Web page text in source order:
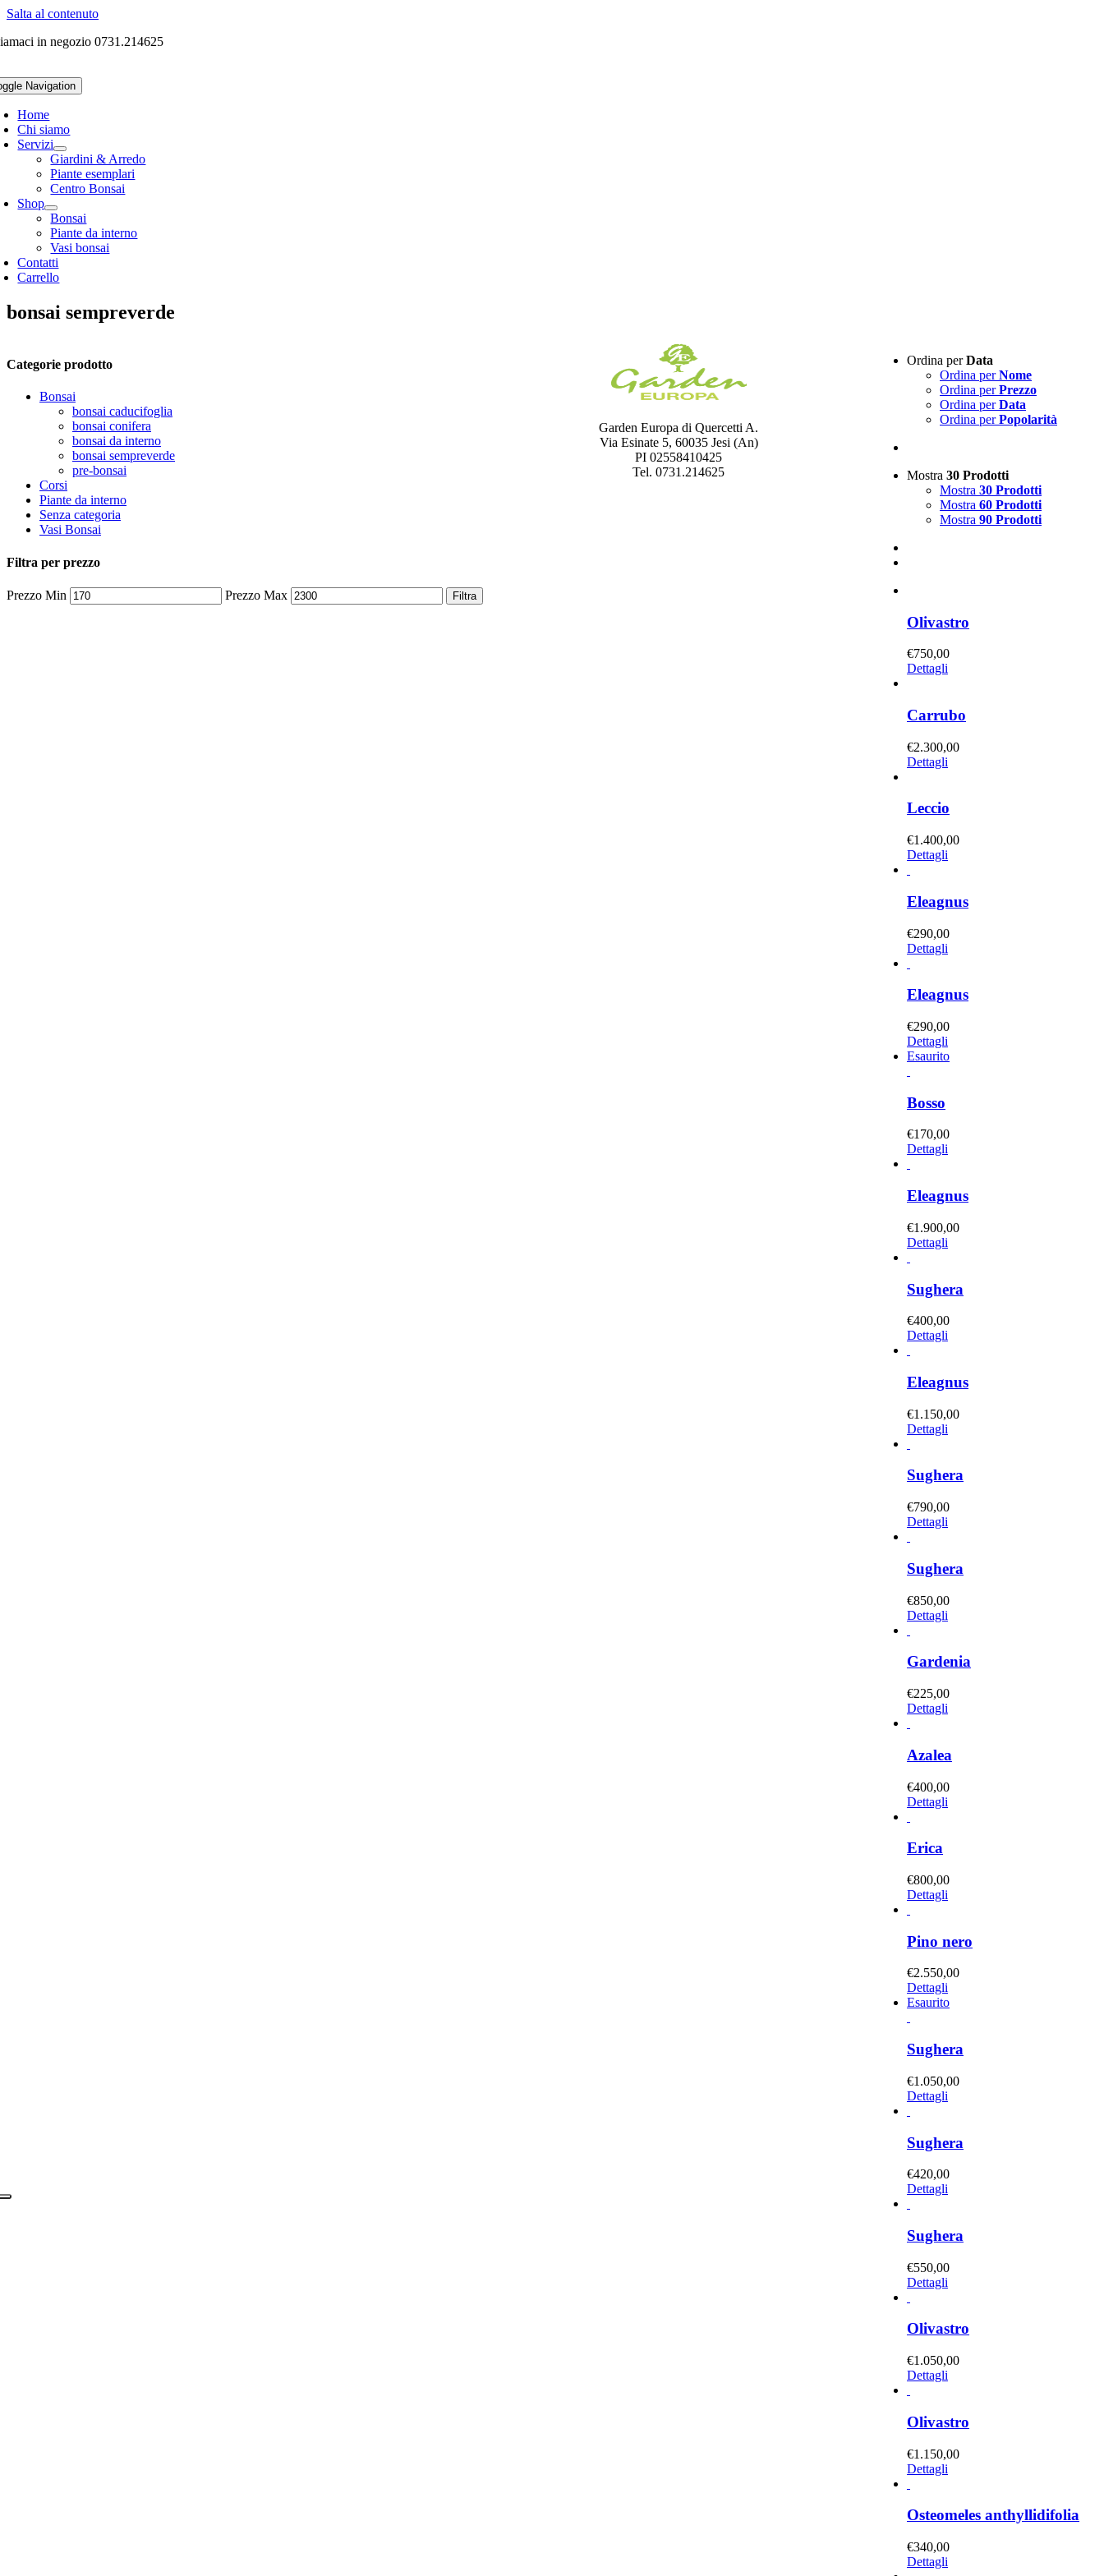
Salta al contenuto
in negozio 0731.214625
Navigation
Home
Chi siamo
Servizi
Giardini & Arredo
Piante esemplari
Centro Bonsai
Shop
Bonsai
Piante da interno
Vasi bonsai
Contatti
Carrello
bonsai sempreverde
Ordina perData
Ordina perNome
Ordina perPrezzo
Ordina perData
Ordina perPopolarità
Mostra 30 Prodotti
Mostra 30 Prodotti
Mostra 60 Prodotti
Mostra 90 Prodotti
Olivastro
€750,00
Dettagli
Carrubo
€2.300,00
Dettagli
Leccio
€1.400,00
Dettagli
Eleagnus
€290,00
Dettagli
Eleagnus
€290,00
Dettagli
Esaurito
Bosso
€170,00
Dettagli
Eleagnus
€1.900,00
Dettagli
Sughera
€400,00
Dettagli
Eleagnus
€1.150,00
Dettagli
Sughera
€790,00
Dettagli
Sughera
€850,00
Dettagli
Gardenia
€225,00
Dettagli
Azalea
€400,00
Dettagli
Erica
€800,00
Dettagli
Pino nero
€2.550,00
Dettagli
Esaurito
Sughera
€1.050,00
Dettagli
Sughera
€420,00
Dettagli
Sughera
€550,00
Dettagli
Olivastro
€1.050,00
Dettagli
Olivastro
€1.150,00
Dettagli
Osteomeles anthyllidifolia
€340,00
Dettagli
Categorie prodotto
Bonsai
bonsai caducifoglia
bonsai conifera
bonsai da interno
bonsai sempreverde
pre-bonsai
Corsi
Piante da interno
Senza categoria
Vasi Bonsai
Filtra per prezzo
Prezzo Min Prezzo Max Filtra
Garden Europa di Quercetti A.
Via Esinate 5, 60035 Jesi (An)
PI 02558410425
Tel. 0731.214625